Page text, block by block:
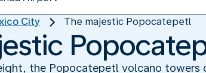
City The majestic Popocatepetl
the Popocatepetl volcano towers